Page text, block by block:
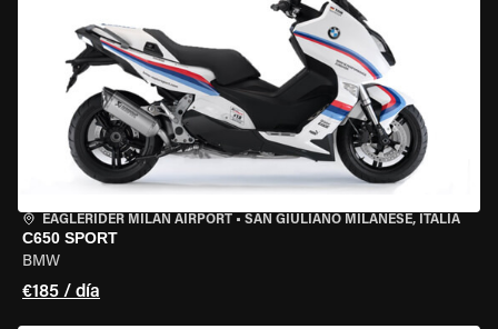
EAGLERIDER MILAN AIRPORT • SAN GIULIANO MILANESE, ITALIA
C650 SPORT
BMW
€185 / día